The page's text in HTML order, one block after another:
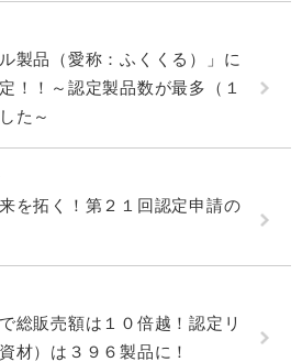
製品（愛称：ふくくる）」に
！！～認定製品数が最多（１
た～
を拓く！第２１回認定申請の
総販売額は１０倍越！認定リ
材）は３９６製品に！